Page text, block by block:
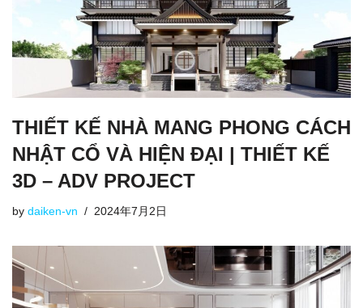
THIẾT KẾ NHÀ MANG PHONG CÁCH
NHẬT CỔ VÀ HIỆN ĐẠI | THIẾT KẾ
3D – ADV PROJECT
by daiken-vn 2024年7月2日